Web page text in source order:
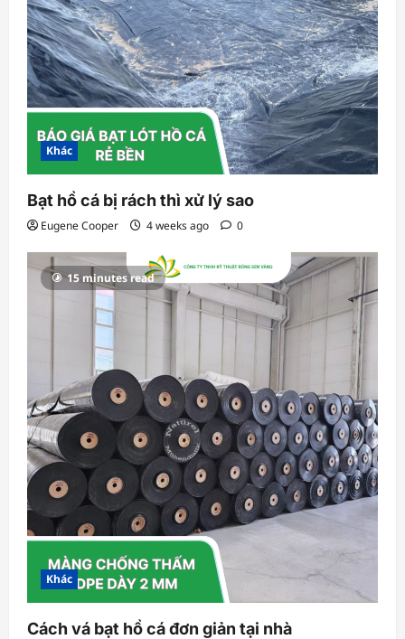
Khác
Bạt hồ cá bị rách thì xử lý sao
Eugene Cooper 4 weeks ago 0
15 minutes read
Khác
Cách vá bạt hồ cá đơn giản tại nhà